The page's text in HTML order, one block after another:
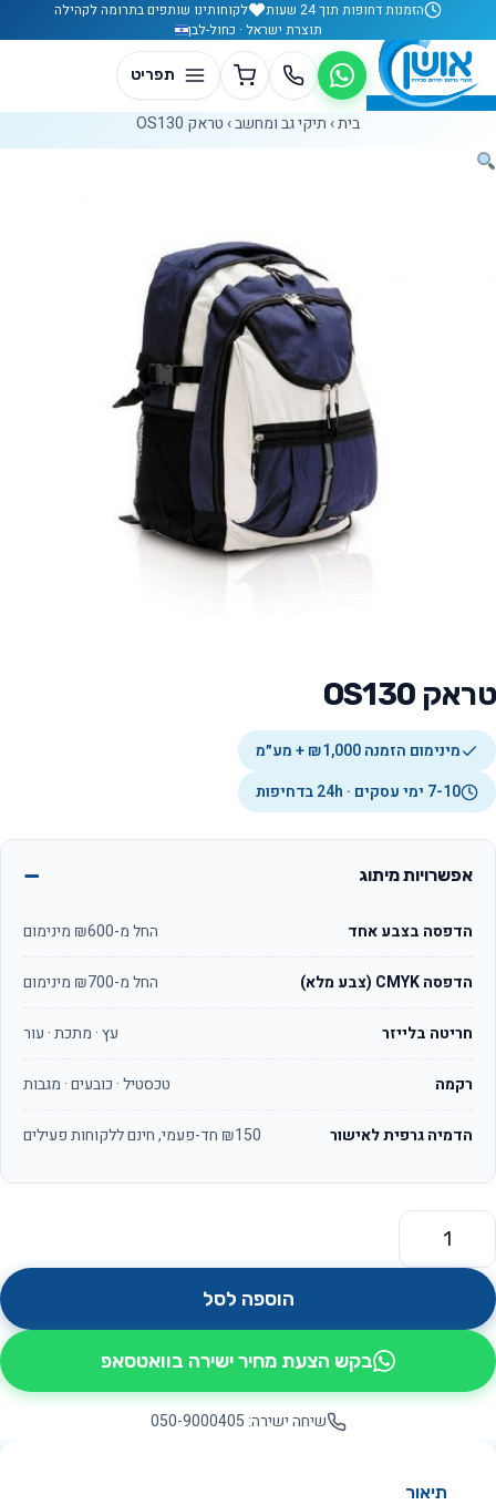
דלג לתוכןהזמנות דחופות תוך 24 שעות
לקוחותינו שותפים בתרומה לקהילה
תוצרת ישראל · כחול-לבן
בית› תיקי גב ומחשב› טראק OS130
טראק OS130
מינימום הזמנה ₪1,000 + מע״מ
7-10 ימי עסקים · 24h בדחיפות
אפשרויות מיתוג
הדפסה בצבע אחד החל מ-₪600 מינימום
הדפסה CMYK (צבע מלא) החל מ-₪700 מינימום
חריטה בלייזר עץ · מתכת · עור
רקמה טכסטיל · כובעים · מגבות
הדמיה גרפית לאישור ₪150 חד-פעמי, חינם ללקוחות פעילים
כמות של טראק OS130
הוספה לסל
בקש הצעת מחיר ישירה בוואטסאפ
שיחה ישירה: 050-9000405
תיאור